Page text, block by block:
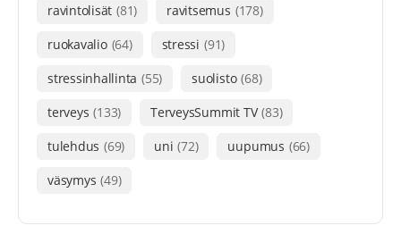
ravintolisät (81) ravitsemus (178)
ruokavalio (64) stressi (91)
stressinhallinta (55) suolisto (68)
terveys (133) TerveysSummit TV (83)
tulehdus (69) uni (72) uupumus (66)
väsymys (49)